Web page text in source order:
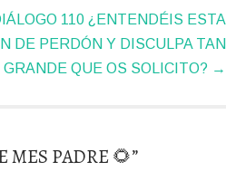
110 ¿ENTENDÉIS ESTA
DE PERDÓN Y DISCULPA TAN
GRANDE QUE OS SOLICITO? →
PADRE 🌻”